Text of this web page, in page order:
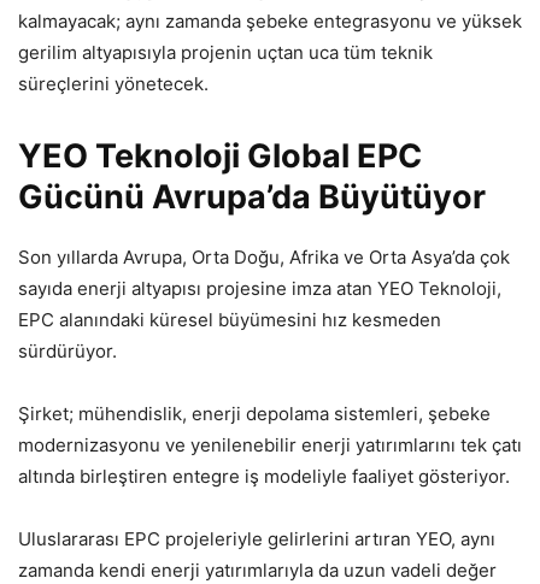
kalmayacak; aynı zamanda şebeke entegrasyonu ve yüksek
gerilim altyapısıyla projenin uçtan uca tüm teknik
süreçlerini yönetecek.
YEO Teknoloji Global EPC
Gücünü Avrupa’da Büyütüyor
Son yıllarda Avrupa, Orta Doğu, Afrika ve Orta Asya’da çok
sayıda enerji altyapısı projesine imza atan YEO Teknoloji,
EPC alanındaki küresel büyümesini hız kesmeden
sürdürüyor.
Şirket; mühendislik, enerji depolama sistemleri, şebeke
modernizasyonu ve yenilenebilir enerji yatırımlarını tek çatı
altında birleştiren entegre iş modeliyle faaliyet gösteriyor.
Uluslararası EPC projeleriyle gelirlerini artıran YEO, aynı
zamanda kendi enerji yatırımlarıyla da uzun vadeli değer